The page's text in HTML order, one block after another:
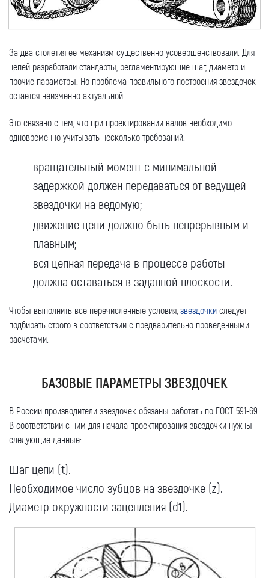
За два столетия ее механизм существенно усовершенствовали. Для
цепей разработали стандарты, регламентирующие шаг, диаметр и
прочие параметры. Но проблема правильного построения звездочек
остается неизменно актуальной.
Это связано с тем, что при проектировании валов необходимо
одновременно учитывать несколько требований:
вращательный момент с минимальной
задержкой должен передаваться от ведущей
звездочки на ведомую;
движение цепи должно быть непрерывным и
плавным;
вся цепная передача в процессе работы
должна оставаться в заданной плоскости.
Чтобы выполнить все перечисленные условия, звездочки следует
подбирать строго в соответствии с предварительно проведенными
расчетами.
БАЗОВЫЕ ПАРАМЕТРЫ ЗВЕЗДОЧЕК
В России производители звездочек обязаны работать по ГОСТ 591-69.
В соответствии с ним для начала проектирования звездочки нужны
следующие данные:
Шаг цепи (t).
Необходимое число зубцов на звездочке (z).
Диаметр окружности зацепления (d1).